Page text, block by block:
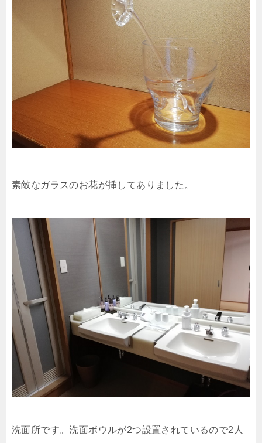
素敵なガラスのお花が挿してありました。
洗面所です。洗面ボウルが2つ設置されているので2人